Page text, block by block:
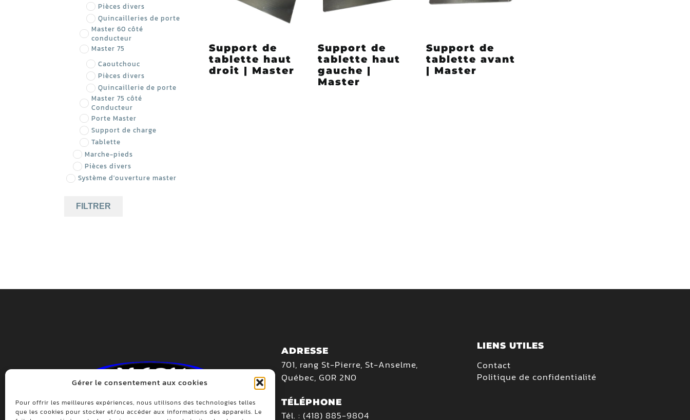
Gérer le consentement aux cookies
Pour offrir les meilleures expériences, nous utilisons des technologies telles
que les cookies pour stocker et/ou accéder aux informations des appareils. Le
Pièces divers
Quincailleries de porte
Master 60 côté
conducteur
Master 75
Caoutchouc
Pièces divers
Quincaillerie de porte
Master 75 côté
Conducteur
Porte Master
Support de charge
Tablette
Marche-pieds
Pièces divers
Système d'ouverture master
FILTRER
Support de
tablette haut
droit | Master
Support de
tablette haut
gauche |
Master
Support de
tablette avant
| Master
ADRESSE
701, rang St-Pierre, St-Anselme,
Québec, G0R 2N0
TÉLÉPHONE
Tél. : (418) 885-9804
LIENS UTILES
Contact
Politique de confidentialité